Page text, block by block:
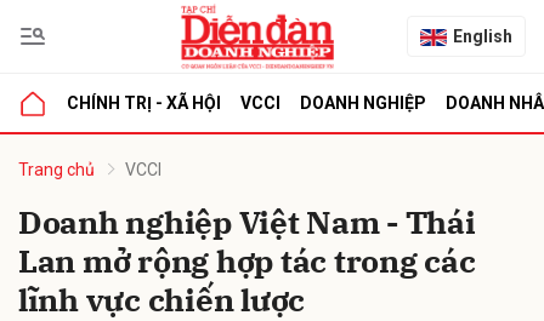
English
CHÍNH TRỊ - XÃ HỘI VCCI DOANH NGHIỆP DOANH
Trang chủ VCCI
Doanh nghiệp Việt Nam - Thái
Lan mở rộng hợp tác trong các
lĩnh vực chiến lược
luận